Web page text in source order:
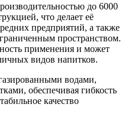
до 6000
что делает её
предприятий, а также
пространством.
применения и может
видов напитков.
водами,
обеспечивая гибкость
качество